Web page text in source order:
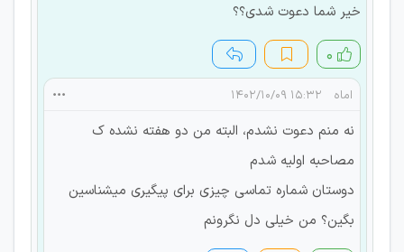
خیر شما دعوت شدی؟؟
۰
اماه ۱۵:۳۲ ۱۴۰۲/۱۰/۰۹
نه منم دعوت نشدم، البته من دو هفته نشده ک
مصاحبه اولیه شدم
دوستان شماره تماسی چیزی برای پیگیری میشناسین
بگین؟ من خیلی دل نگرونم